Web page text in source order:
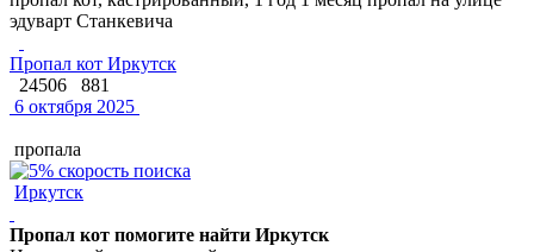
эдуварт Станкевича
Пропал кот Иркутск
24506
881
6 октября 2025
пропала
Иркутск
Пропал кот помогите найти Иркутск